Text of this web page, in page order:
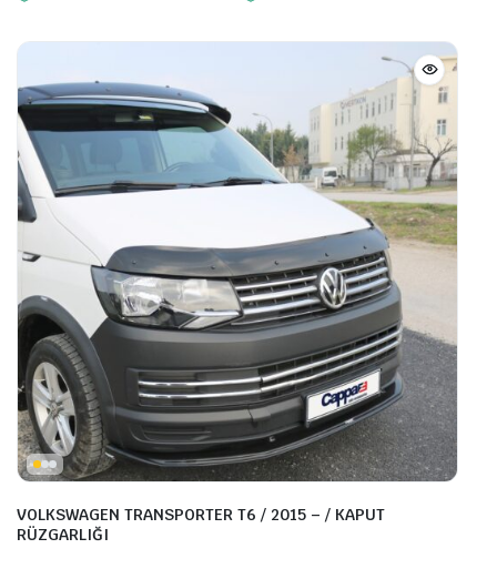
VOLKSWAGEN TRANSPORTER T6 / 2015 – / KAPUT
RÜZGARLIĞI